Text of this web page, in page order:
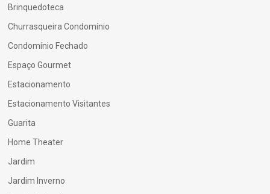
Brinquedoteca
Churrasqueira Condomínio
Condomínio Fechado
Espaço Gourmet
Estacionamento
Estacionamento Visitantes
Guarita
Home Theater
Jardim
Jardim Inverno